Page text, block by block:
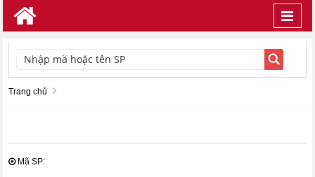
TÌM KIẾM
Trang chủ
Mã SP: